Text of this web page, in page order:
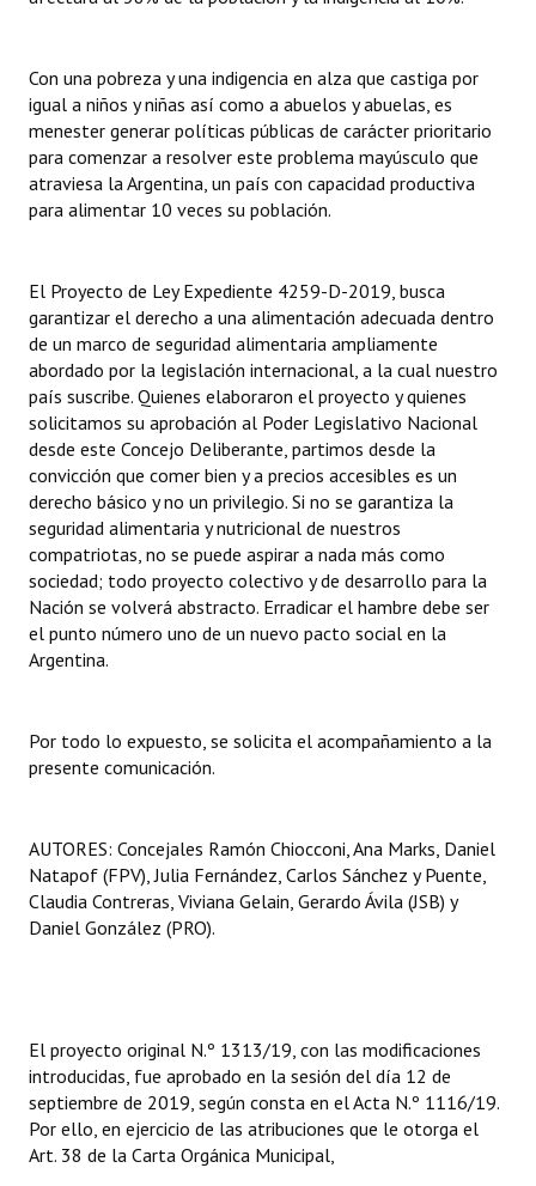
Con una pobreza y una indigencia en alza que castiga por
igual a niños y niñas así como a abuelos y abuelas, es
menester generar políticas públicas de carácter prioritario
para comenzar a resolver este problema mayúsculo que
atraviesa la Argentina, un país con capacidad productiva
para alimentar 10 veces su población.
El Proyecto de Ley Expediente 4259-D-2019, busca
garantizar el derecho a una alimentación adecuada dentro
de un marco de seguridad alimentaria ampliamente
abordado por la legislación internacional, a la cual nuestro
país suscribe. Quienes elaboraron el proyecto y quienes
solicitamos su aprobación al Poder Legislativo Nacional
desde este Concejo Deliberante, partimos desde la
convicción que comer bien y a precios accesibles es un
derecho básico y no un privilegio. Si no se garantiza la
seguridad alimentaria y nutricional de nuestros
compatriotas, no se puede aspirar a nada más como
sociedad; todo proyecto colectivo y de desarrollo para la
Nación se volverá abstracto. Erradicar el hambre debe ser
el punto número uno de un nuevo pacto social en la
Argentina.
Por todo lo expuesto, se solicita el acompañamiento a la
presente comunicación.
AUTORES: Concejales Ramón Chiocconi, Ana Marks, Daniel
Natapof (FPV), Julia Fernández, Carlos Sánchez y Puente,
Claudia Contreras, Viviana Gelain, Gerardo Ávila (JSB) y
Daniel González (PRO).
El proyecto original N.º 1313/19, con las modificaciones
introducidas, fue aprobado en la sesión del día 12 de
septiembre de 2019, según consta en el Acta N.º 1116/19.
Por ello, en ejercicio de las atribuciones que le otorga el
Art. 38 de la Carta Orgánica Municipal,